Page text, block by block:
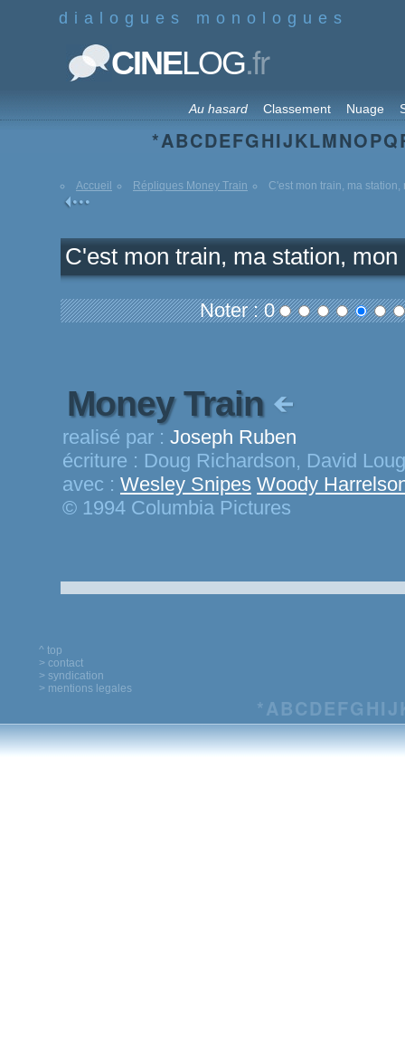
dialogues monologues
CINELOG.fr
Au hasard Classement Nuage
*ABCDEFGHIJKLMNOPQ
Accueil Répliques Money Train C'est mon train, ma station,
C'est mon train, ma station, mon
Noter : 0
Money Train
realisé par : Joseph Ruben
écriture : Doug Richardson, David
avec : Wesley Snipes Woody
© 1994 Columbia Pictures
^ top
> contact
> syndication
> mentions legales
*ABCDEFG HIJ